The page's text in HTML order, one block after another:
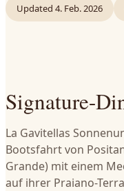
Updated 4. Feb. 2026
Signature-
La Gavitellas
Bootsfahrt von
Grande) mit einem
auf ihrer Praiano-